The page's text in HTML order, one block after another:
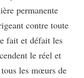
permanente
contre toute
fait et défait les
le réel et
les mœurs de